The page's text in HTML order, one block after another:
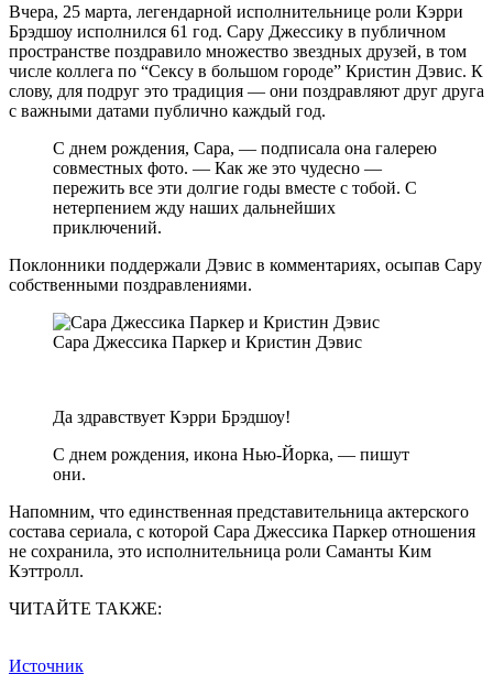
Вчера, 25 марта, легендарной исполнительнице роли Кэрри
Брэдшоу исполнился 61 год. Сару Джессику в публичном
пространстве поздравило множество звездных друзей, в том
числе коллега по “Сексу в большом городе” Кристин Дэвис. К
слову, для подруг это традиция — они поздравляют друг друга
с важными датами публично каждый год.
С днем рождения, Сара, — подписала она галерею
совместных фото. — Как же это чудесно —
пережить все эти долгие годы вместе с тобой. С
нетерпением жду наших дальнейших
приключений.
Поклонники поддержали Дэвис в комментариях, осыпав Сару
собственными поздравлениями.
Сара Джессика Паркер и Кристин Дэвис
Да здравствует Кэрри Брэдшоу!
С днем рождения, икона Нью-Йорка, — пишут
они.
Напомним, что единственная представительница актерского
состава сериала, с которой Сара Джессика Паркер отношения
не сохранила, это исполнительница роли Саманты Ким
Кэттролл.
ЧИТАЙТЕ ТАКЖЕ:
Источник